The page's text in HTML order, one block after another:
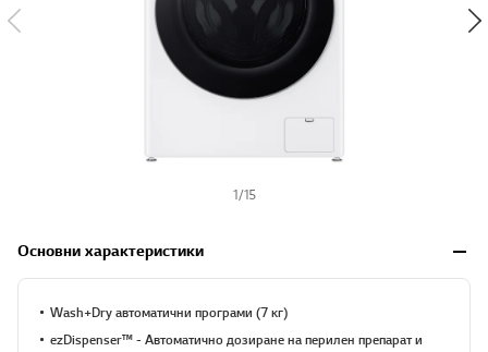
1/15
Основни характеристики
Wash+Dry автоматични програми (7 кг)
ezDispenser™ - Автоматично дозиране на перилен препарат и